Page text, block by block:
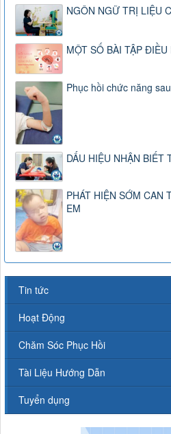
NGÔN NGỮ TRỊ LIỆU
MỘT SỐ BÀI TẬP
Phục hồi chức năng
DẤU HIỆU NHẬN BIẾT
PHÁT HIỆN SỚM CAN
EM
Tin tức
Hoạt Động
Chăm Sóc Phục Hồi
Tài Liệu Hướng Dẫn
Tuyển dụng